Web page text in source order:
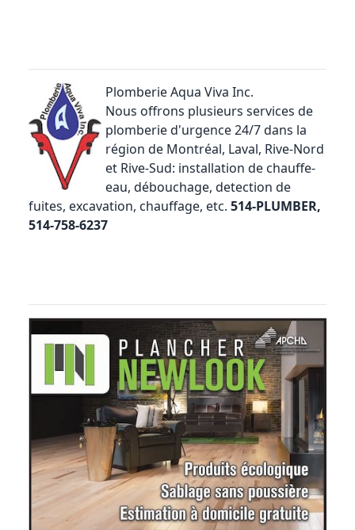
Plomberie Aqua Viva Inc.
Nous offrons plusieurs services de
plomberie d'urgence 24/7 dans la
région de Montréal, Laval, Rive-Nord
et Rive-Sud: installation de chauffe-
eau, débouchage, detection de
fuites, excavation, chauffage, etc. 514-PLUMBER,
514-758-6237